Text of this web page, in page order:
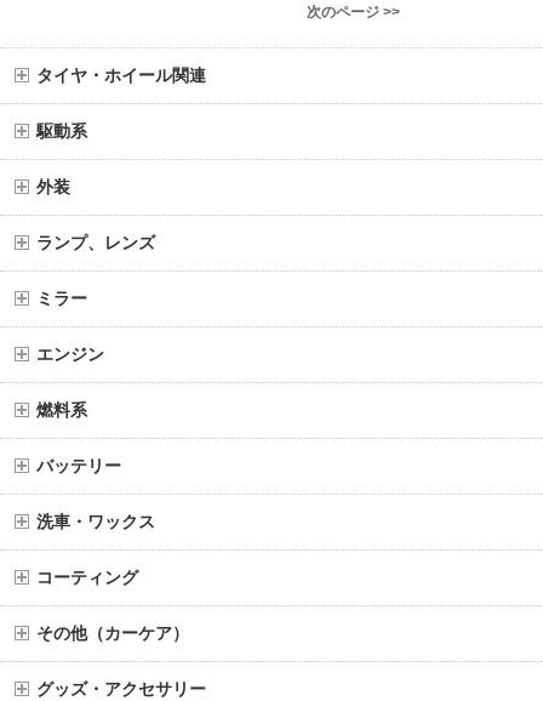
次のページ >>
タイヤ・ホイール関連
駆動系
外装
ランプ、レンズ
ミラー
エンジン
燃料系
バッテリー
洗車・ワックス
コーティング
その他（カーケア）
グッズ・アクセサリー